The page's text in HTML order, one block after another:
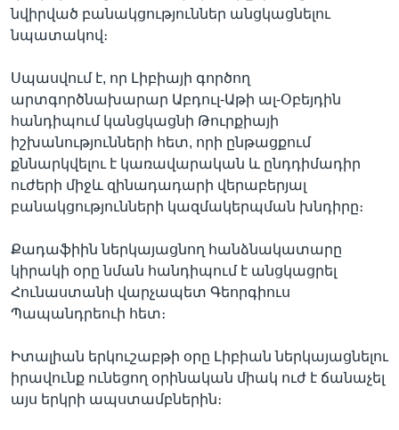
նվիրված բանակցություններ անցկացնելու
նպատակով։
Սպասվում է, որ Լիբիայի գործող
արտգործնախարար Աբդուլ-Աթի ալ-Օբեյդին
հանդիպում կանցկացնի Թուրքիայի
իշխանությունների հետ, որի ընթացքում
քննարկվելու է կառավարական և ընդդիմադիր
ուժերի միջև զինադադարի վերաբերյալ
բանակցությունների կազմակերպման խնդիրը։
Քադաֆիին ներկայացնող հանձնակատարը
կիրակի օրը նման հանդիպում է անցկացրել
Հունաստանի վարչապետ Գեորգիուս
Պապանդրեուի հետ։
Իտալիան երկուշաբթի օրը Լիբիան ներկայացնելու
իրավունք ունեցող օրինական միակ ուժ է ճանաչել
այս երկրի ապստամբներին։